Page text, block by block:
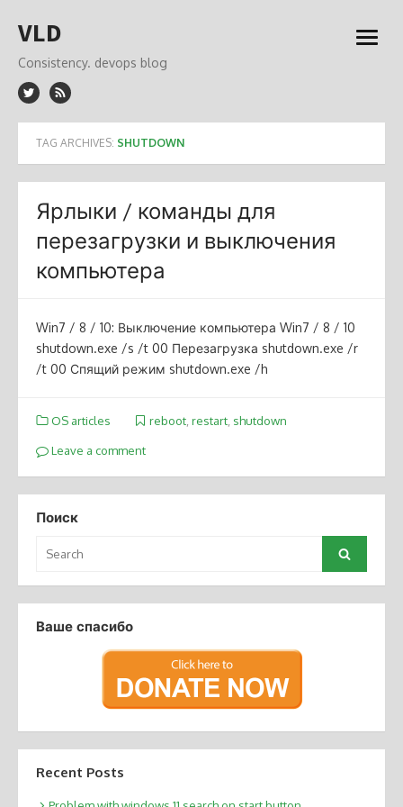
to
VLD
Consistency. devops blog
open
TAG ARCHIVES: SHUTDOWN
Ярлыки / команды для
перезагрузки и выключения
компьютера
Win7 / 8 / 10: Выключение компьютера Win7 / 8 / 10
shutdown.exe /s /t 00 Перезагрузка shutdown.exe /r
/t 00 Спящий режим shutdown.exe /h
OS articles reboot, restart, shutdown
Leave a comment
Поиск
for:
Search
Ваше спасибо
Recent Posts